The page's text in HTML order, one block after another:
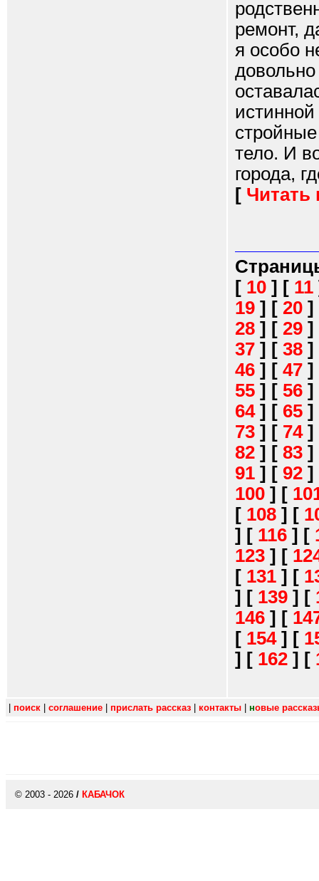
ремонт,
я особо
довольно
тело. И
города,
[ Читать
[ 10 ] [ 11
19 ] [ 20 ]
28 ] [ 29 ]
37 ] [ 38 ]
46 ] [ 47 ]
55 ] [ 56 ]
64] [ 65 ]
73 ] [ 74]
82 ] [ 83 ]
91 ] [ 92 ]
100 ] [
[ 108 ] [
] [ 116 ] [
123 ] [
[ 131 ] [
] [ 139 ] [
146 ] [
[ 154] [
] [ 162 ] [
поиск соглашение прислать рассказ контакты новые
© 2003 - 2026 / КАБАЧОК